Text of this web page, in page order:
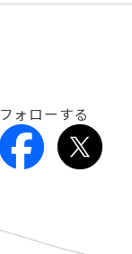
フォローする